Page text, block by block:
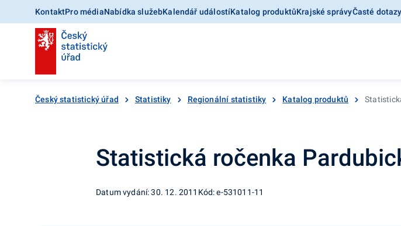
KontaktPro médiaNabídka služebKalendář událostíKatalog produktůKrajské správyČasté dotazy
Český statistický úřad Statistiky Regionální statistiky Katalog produktů
Statistická ročenka
Datum vydání: 30. 12. 2011 Kód: e-531011-11